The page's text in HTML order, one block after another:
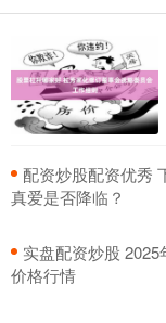
配资炒股配资优秀
真爱是否降临？
实盘配资炒股
价格行情